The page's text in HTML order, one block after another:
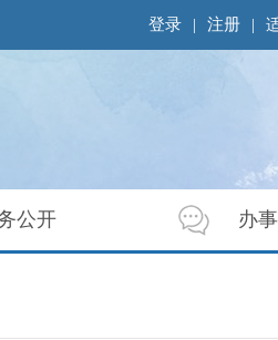
登录 | 注册 |
公开 办